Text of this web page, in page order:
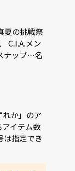
夏の挑戦祭
C.I.A.メン
ナップ…名
れか」のア
イテム数
は指定でき